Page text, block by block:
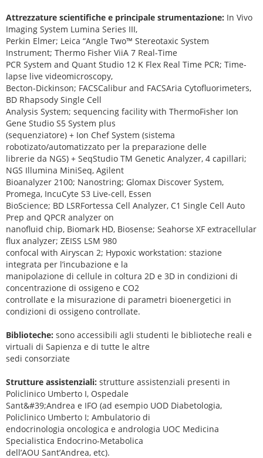
Attrezzature scientifiche e principale strumentazione: In Vivo
Imaging System Lumina Series III,
Perkin Elmer; Leica “Angle Two™ Stereotaxic System
Instrument; Thermo Fisher ViiA 7 Real-Time
PCR System and Quant Studio 12 K Flex Real Time PCR; Time-
lapse live videomicroscopy,
Becton-Dickinson; FACSCalibur and FACSAria Cytofluorimeters,
BD Rhapsody Single Cell
Analysis System; sequencing facility with ThermoFisher Ion
Gene Studio S5 System plus
(sequenziatore) + Ion Chef System (sistema
robotizato/automatizzato per la preparazione delle
librerie da NGS) + SeqStudio TM Genetic Analyzer, 4 capillari;
NGS Illumina MiniSeq, Agilent
Bioanalyzer 2100; Nanostring; Glomax Discover System,
Promega, IncuCyte S3 Live-cell, Essen
BioScience; BD LSRFortessa Cell Analyzer, C1 Single Cell Auto
Prep and QPCR analyzer on
nanofluid chip, Biomark HD, Biosense; Seahorse XF extracellular
flux analyzer; ZEISS LSM 980
confocal with Airyscan 2; Hypoxic workstation: stazione
integrata per l’incubazione e la
manipolazione di cellule in coltura 2D e 3D in condizioni di
concentrazione di ossigeno e CO2
controllate e la misurazione di parametri bioenergetici in
condizioni di ossigeno controllate.
Biblioteche: sono accessibili agli studenti le biblioteche reali e
virtuali di Sapienza e di tutte le altre
sedi consorziate
Strutture assistenziali: strutture assistenziali presenti in
Policlinico Umberto I, Ospedale
Sant&#39;Andrea e IFO (ad esempio UOD Diabetologia,
Policlinico Umberto I; Ambulatorio di
endocrinologia oncologica e andrologia UOC Medicina
Specialistica Endocrino-Metabolica
dell’AOU Sant’Andrea, etc).